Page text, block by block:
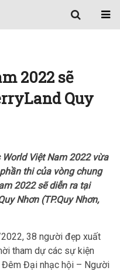
2022 sẽ
Quy
Việt Nam 2022 vừa
thi của vòng chung
2022 sẽ diễn ra tại
Nhơn (TP.Quy Nhơn,
38 người đẹp xuất
tham dự các sự kiện
Đêm Đại nhạc hội – Người